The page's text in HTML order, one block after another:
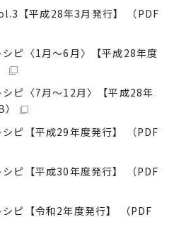
【平成28年3月発行】 （PDF
ピ〈1月～6月〉【平成28年度
シピ〈7月～12月〉【平成28年
ピ【平成29年度発行】 （PDF
ピ【平成30年度発行】 （PDF
ピ【令和2年度発行】 （PDF